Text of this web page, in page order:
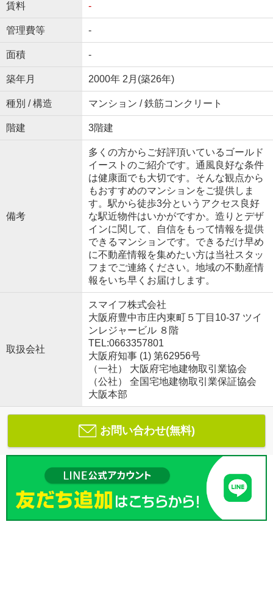
賃料 -
管理費等 -
面積 -
築年月 2000年 2月(築26年)
種別 / 構造 マンション / 鉄筋コンクリート
階建 3階建
備考
多くの方からご好評頂いているゴールド
イーストのご紹介です。通風良好な条件
は健康面でも大切です。そんな観点から
もおすすめのマンションをご提供しま
す。駅から徒歩3分というアクセス良好
な駅近物件はいかがですか。造りとデザ
インに関して、自信をもって情報を提供
できるマンションです。できるだけ早め
に不動産情報を集めたい方は当社スタッ
フまでご連絡ください。地域の不動産情
報をいち早くお届けします。
取扱会社
スマイフ株式会社
大阪府豊中市庄内東町５丁目10-37 ツイ
ンレジャービル ８階
TEL:0663357801
大阪府知事 (1) 第62956号
（一社） 大阪府宅地建物取引業協会
（公社） 全国宅地建物取引業保証協会
大阪本部
お問い合わせ(無料)